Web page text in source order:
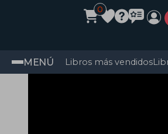
0
MENÚ Libros más vendidos